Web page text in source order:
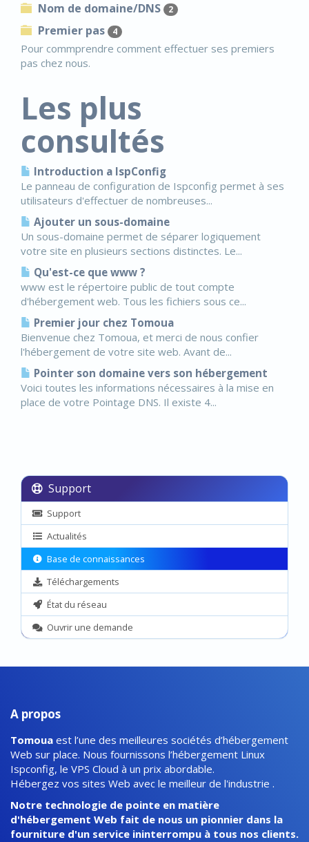
Nom de domaine/DNS 2
Premier pas 4
Pour commprendre comment effectuer ses premiers
pas chez nous.
Les plus
consultés
Introduction a IspConfig
Le panneau de configuration de Ispconfig permet à ses
utilisateurs d'effectuer de nombreuses...
Ajouter un sous-domaine
Un sous-domaine permet de séparer logiquement
votre site en plusieurs sections distinctes. Le...
Qu'est-ce que www ?
www est le répertoire public de tout compte
d'hébergement web. Tous les fichiers sous ce...
Premier jour chez Tomoua
Bienvenue chez Tomoua, et merci de nous confier
l'hébergement de votre site web. Avant de...
Pointer son domaine vers son hébergement
Voici toutes les informations nécessaires à la mise en
place de votre Pointage DNS. Il existe 4...
Support
Support
Actualités
Base de connaissances
Téléchargements
État du réseau
Ouvrir une demande
A propos
Tomoua est l’une des meilleures sociétés d’hébergement
Web sur place. Nous fournissons l’hébergement Linux
Ispconfig, le VPS Cloud à un prix abordable.
Hébergez vos sites Web avec le meilleur de l'industrie .
Notre technologie de pointe en matière
d'hébergement Web fait de nous un pionnier dans la
fourniture d'un service ininterrompu à tous nos clients.